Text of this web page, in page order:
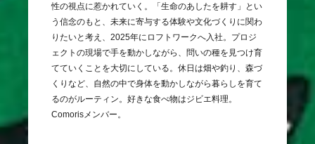
性の視点に惹かれていく。「生命のあしたを耕す」とい
う信念のもと、未来に寄与する体験や文化づくりに関わ
りたいと考え、2025年にロフトワークへ入社。プロジ
ェクトの現場で手を動かしながら、問いの種を見つけ育
てていくことを大切にしている。休日は畑や釣り、森づ
くりなど、自然の中で身体を動かしながら暮らしを育て
るのがルーティン。好きな食べ物はジビエ料理。
Comorisメンバー。